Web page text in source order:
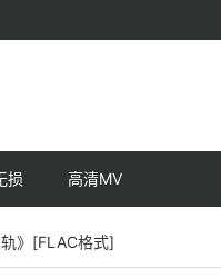
损 高清MV
》[FLAC格式]